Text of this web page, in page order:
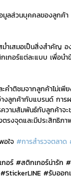
ลส่วนบุคคลของลูกค้า
ม่ำเสมอเป็นสิ่งสำคัญ
กอร์แต่ละแบบ เพื่อน
คำติชมจากลูกค้าไม่เ
ลูกค้ากับแบรนด์ การผ
วามสัมพันธ์กับลูกค้าจ
ตรงจุดและมีประสิทธิภ
อใจ #การสำรวจตลาด
อร์ #สติกเกอร์น่ารัก
#StickerLINE #รบออก